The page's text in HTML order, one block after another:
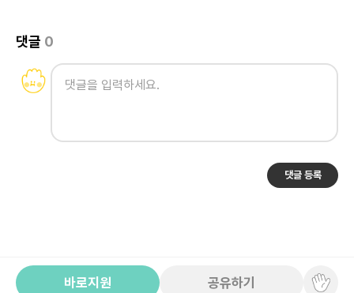
댓글 0
댓글 등록
바로지원 공유하기